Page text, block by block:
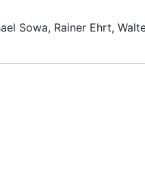
Sowa, Rainer Ehrt,